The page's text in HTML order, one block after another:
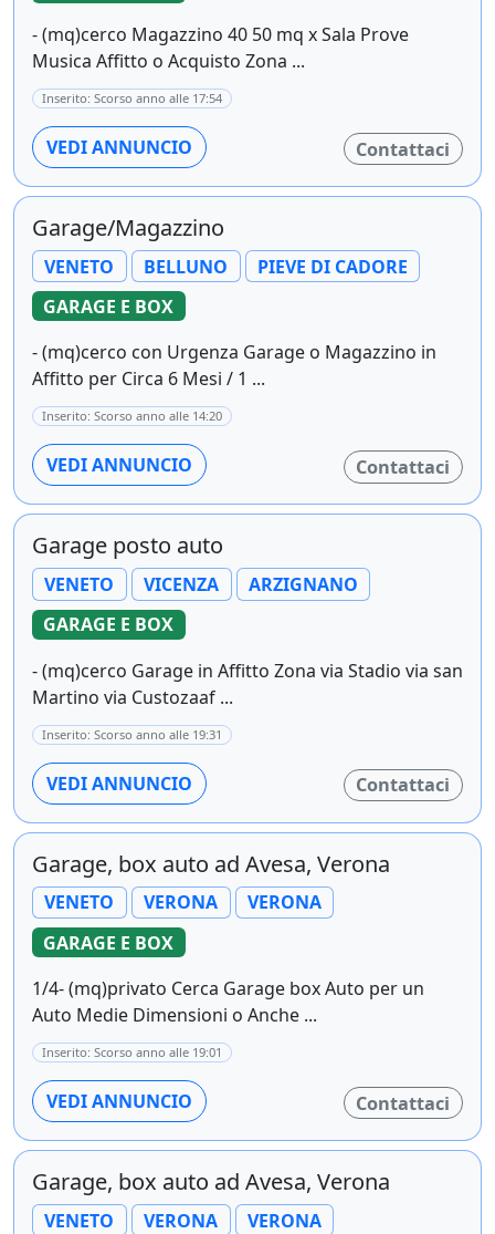
- (mq)cerco Magazzino 40 50 mq x Sala Prove
Musica Affitto o Acquisto Zona ...
Inserito: Scorso anno alle 17:54
VEDI ANNUNCIO Contattaci
Garage/Magazzino
VENETO BELLUNO
PIEVE DI CADORE
GARAGE E BOX
- (mq)cerco con Urgenza Garage o Magazzino in
Affitto per Circa 6 Mesi / 1 ...
Inserito: Scorso anno alle 14:20
VEDI ANNUNCIO Contattaci
Garage posto auto
VENETO VICENZA
ARZIGNANO
GARAGE E BOX
- (mq)cerco Garage in Affitto Zona via Stadio via san
Martino via Custozaaf ...
Inserito: Scorso anno alle 19:31
VEDI ANNUNCIO Contattaci
Garage, box auto ad Avesa, Verona
VENETO VERONA
VERONA
GARAGE E BOX
1/4- (mq)privato Cerca Garage box Auto per un
Auto Medie Dimensioni o Anche ...
Inserito: Scorso anno alle 19:01
VEDI ANNUNCIO Contattaci
Garage, box auto ad Avesa, Verona
VENETO VERONA
VERONA